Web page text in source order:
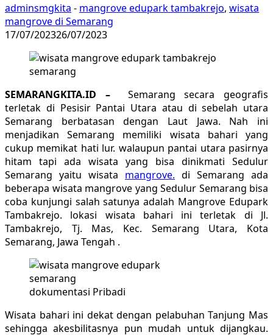
adminsmgkita - mangrove edupark tambakrejo, wisata
mangrove di Semarang
17/07/202326/07/2023
SEMARANGKITA.ID –
Semarang secara geografis
terletak di Pesisir Pantai Utara atau di sebelah utara
Semarang berbatasan dengan Laut Jawa. Nah ini
menjadikan Semarang memiliki wisata bahari yang
cukup memikat hati lur. walaupun pantai utara pasirnya
hitam tapi ada wisata yang bisa dinikmati Sedulur
Semarang yaitu wisata mangrove. di Semarang ada
beberapa wisata mangrove yang Sedulur Semarang bisa
coba kunjungi salah satunya adalah Mangrove Edupark
Tambakrejo. lokasi wisata bahari ini terletak di Jl.
Tambakrejo, Tj. Mas, Kec. Semarang Utara, Kota
Semarang, Jawa Tengah .
dokumentasi Pribadi
Wisata bahari ini dekat dengan pelabuhan Tanjung Mas
sehingga akesbilitasnya pun mudah untuk dijangkau.